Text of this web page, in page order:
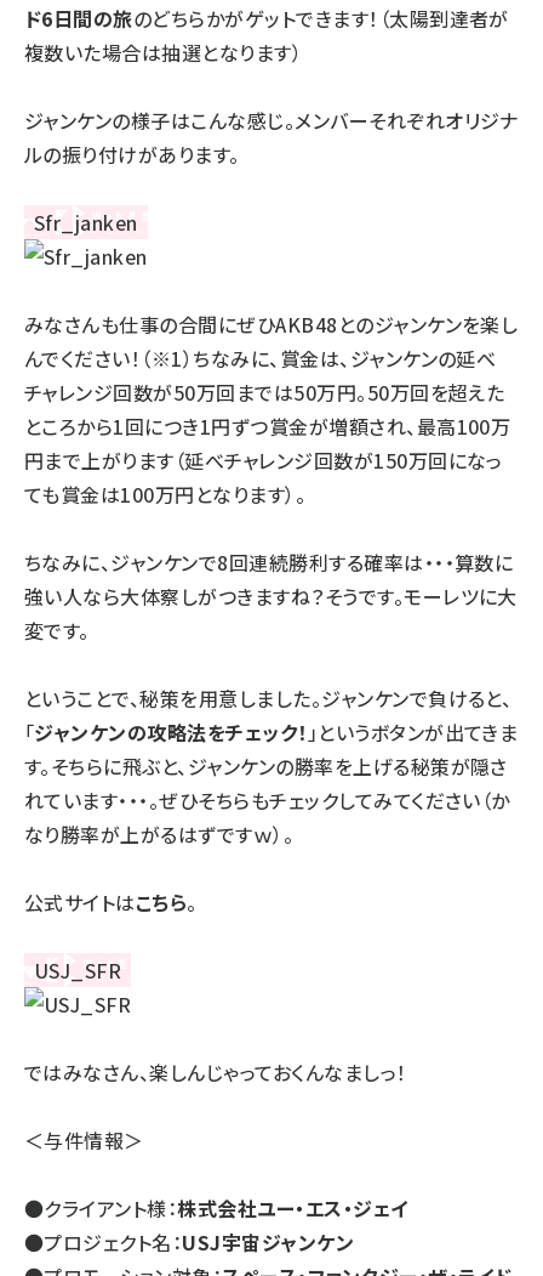
ド6日間の旅のどちらかがゲットできます！（太陽到達者が
複数いた場合は抽選となります）
ジャンケンの様子はこんな感じ。メンバーそれぞれオリジナ
ルの振り付けがあります。
みなさんも仕事の合間にぜひAKB48とのジャンケンを楽し
んでください！（※1）ちなみに、賞金は、ジャンケンの延べ
チャレンジ回数が50万回までは50万円。50万回を超えた
ところから1回につき1円ずつ賞金が増額され、最高100万
円まで上がります（延べチャレンジ回数が150万回になっ
ても賞金は100万円となります）。
ちなみに、ジャンケンで8回連続勝利する確率は・・・算数に
強い人なら大体察しがつきますね？そうです。モーレツに大
変です。
ということで、秘策を用意しました。ジャンケンで負けると、
「ジャンケンの攻略法をチェック！」というボタンが出てきま
す。そちらに飛ぶと、ジャンケンの勝率を上げる秘策が隠さ
れています・・・。ぜひそちらもチェックしてみてください（か
なり勝率が上がるはずですｗ）。
公式サイトはこちら。
ではみなさん、楽しんじゃっておくんなましっ！
＜与件情報＞
●クライアント様：株式会社ユー・エス・ジェイ
●プロジェクト名：USJ宇宙ジャンケン